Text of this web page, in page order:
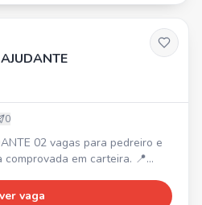
0
e
em carteira. 📍
Interessados, entrar em
ver vaga